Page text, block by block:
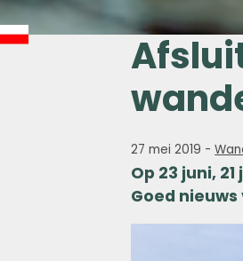
27 mei 2019 -
Op 23 juni,
Goed